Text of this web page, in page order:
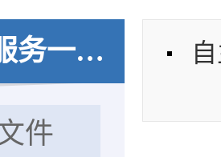
退役军人服务一件事
件